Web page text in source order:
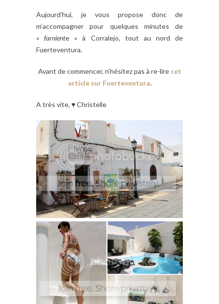
Aujourd’hui, je vous propose donc de
m’accompagner pour quelques minutes de
«farniente » à Corralejo, tout au nord de
Fuerteventura.
Avant de commencer, n’hésitez pas à re-lire cet
article sur Fuerteventura.
A très vite, ♥ Christelle